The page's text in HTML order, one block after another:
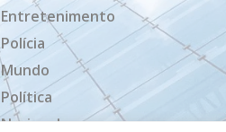
Entretenimento
Polícia
Mundo
Política
Nacional